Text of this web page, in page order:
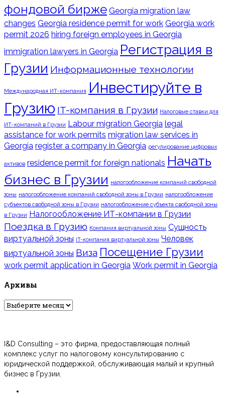
фондовой бирже Georgia migration law
changes Georgia residence permit for work Georgia work
permit 2026 hiring foreign employees in Georgia
immigration lawyers in Georgia Регистрация в
Грузии Информационные технологии
Международная ИТ-компания
Инвестируйте в
Грузию IT-компания в Грузии Налоговые ставки для
ИТ-компаний в Грузии Labour migration Georgia legal
assistance for work permits migration law services in
Georgia register a company in Georgia регулирование цифровых
активов residence permit for foreign nationals Начать
бизнес в Грузии налогообложение компаний свободной
зоны налогообложение компаний свободной зоны в Грузии налогообложение
субъектов свободной зоны в Грузии налогообложение субъекта свободной зоны
в Грузии Налогообложение ИТ-компании в Грузии
Поездка в Грузию Компания виртуальной зоны Сущность
виртуальной зоны IT-компания виртуальной зоны Человек
виртуальной зоны Виза Посещение Грузии
work permit application in Georgia Work permit in Georgia
Архивы
Архивы
I&D Consulting – это фирма, предоставляющая полный
комплекс услуг по налоговому консультированию с
юридической поддержкой, обслуживающая малый и крупный
бизнес в Грузии.